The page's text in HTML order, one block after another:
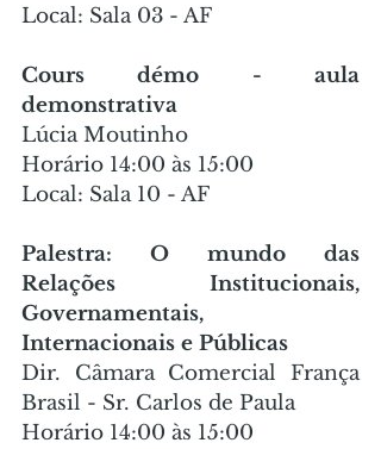
Local: Sala 03 - AF
Cours démo - aula
demonstrativa
Lúcia Moutinho
Horário 14:00 às 15:00
Local: Sala 10 - AF
Palestra: O mundo das
Relações Institucionais,
Governamentais,
Internacionais e Públicas
Dir. Câmara Comercial França
Brasil - Sr. Carlos de Paula
Horário 14:00 às 15:00